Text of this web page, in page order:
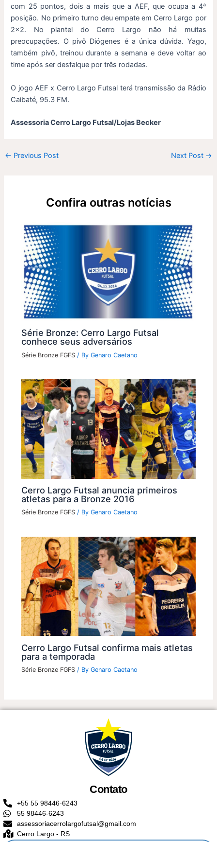
com 25 pontos, dois a mais que a AEF, que ocupa a 4ª
posição. No primeiro turno deu empate em Cerro Largo por
2×2. No plantel do Cerro Largo não há muitas
preocupações. O pivô Diógenes é a única dúvida. Yago,
também pivô, treinou durante a semana e deve voltar ao
time após ser desfalque por três rodadas.
O jogo AEF x Cerro Largo Futsal terá transmissão da Rádio
Caibaté, 95.3 FM.
Assessoria Cerro Largo Futsal/Lojas Becker
← Previous Post Next Post →
Confira outras notícias
Série Bronze: Cerro Largo Futsal
conhece seus adversários
Série Bronze FGFS / ByGenaro Caetano
Cerro Largo Futsal anuncia primeiros
atletas para a Bronze 2016
Série Bronze FGFS / ByGenaro Caetano
Cerro Largo Futsal confirma mais atletas
para a temporada
Série Bronze FGFS / ByGenaro Caetano
Contato
+55 55 98446-6243
55 98446-6243
assessoriacerrolargofutsal@gmail.com
Cerro Largo - RS